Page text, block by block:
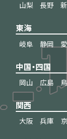
山梨 長野
東海
岐阜 静岡
中国・四国
岡山 広島
関西
大阪 兵庫